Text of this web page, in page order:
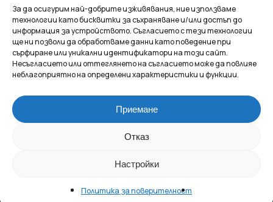
За да осигурим най-добрите изживявания, ние използваме
технологии като бисквитки за съхраняване и/или достъп до
информация за устройството. Съгласието с тези технологии
ще ни позволи да обработваме данни като поведение при
сърфиране или уникални идентификатори на този сайт.
Несъгласието или оттеглянето на съгласието може да повлияе
неблагоприятно на определени характеристики и функции.
Приемане
Отказ
Настройки
Политика за поверителност
НАЧАЛО
ЗА НАС
МАГАЗИНЪТ
КОНТАКТ
КОЛЕКЦИИ
КОЛИЕТА
ГРИВНИ
ВИСУЛКИ
ОБЕЦИ
АКСЕСОАРИ
ПОВЕРИТЕЛНОСТ
УСЛОВИЯ
Luxury Racket Club
©2025
Създадено с 🖤 отMarket Insides